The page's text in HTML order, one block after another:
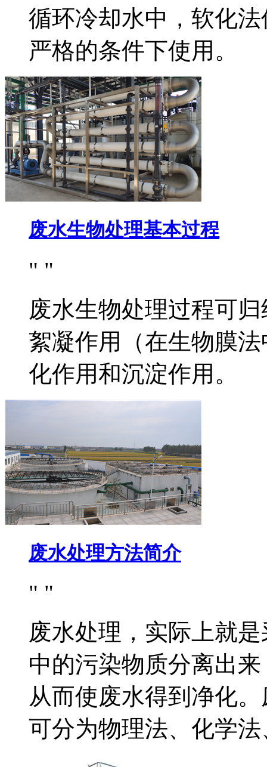
循环冷却水中，软化
严格的条件下使用。
废水生物处理基本过程
废水生物处理过程可
絮凝作用（在生物膜
化作用和沉淀作用。
废水处理方法简介
废水处理，实际上就
中的污染物质分离出
从而使废水得到净化
可分为物理法、化学